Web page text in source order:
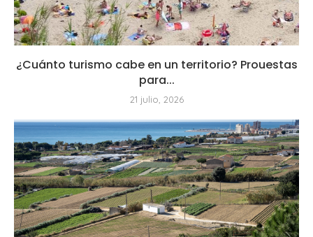
¿Cuánto turismo cabe en un territorio? Prouestas
para...
21 julio, 2026